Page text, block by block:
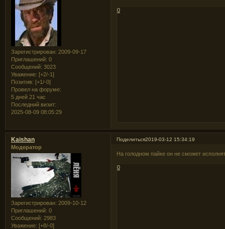
Зарегистрирован: 2009-09-17
Приглашений: 0
Сообщений: 3023
Уважение: [+2/-1]
Позитив: [+1/-0]
Провел на форуме:
5 дней 21 час
Последний визит:
2025-08-09 08:05:29
0
Поделиться2019-03-12 15:34:19
Kaishan
Модератор
Зарегистрирован: 2009-10-12
Приглашений: 0
Сообщений: 2983
Уважение: [+8/-0]
На голодном пайке он не сможет
0